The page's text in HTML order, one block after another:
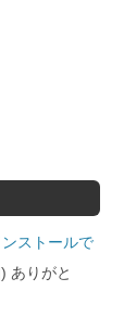
ストールで
ありがと